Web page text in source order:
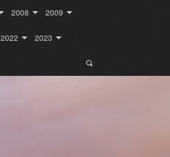
2008 2009
2022 2023